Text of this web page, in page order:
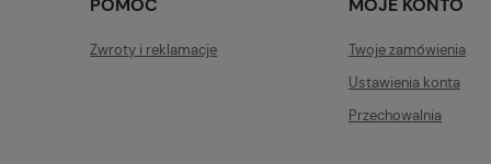
POMOC
Zwroty i reklamacje
MOJE KONTO
Twoje zamówienia
Ustawienia konta
Przechowalnia